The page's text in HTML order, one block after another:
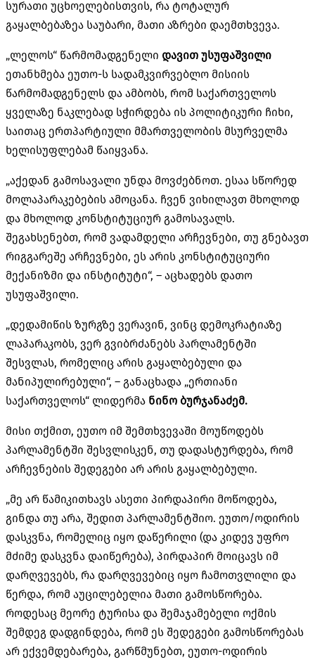
სურათი უცხოელებისთვის, რა ტოტალურ
გაყალბებაზეა საუბარი, მათი აზრები დაემთხვევა.
„ლელოს“ წარმომადგენელი დავით უსუფაშვილი
ეთანხმება ეუთო-ს სადამკვირვებლო მისიის
წარმომადგენელს და ამბობს, რომ საქართველოს
ყველაზე ნაკლებად სჭირდება ის პოლიტიკური ჩიხი,
საითაც ერთპარტიული მმართველობის მსურველმა
ხელისუფლებამ წაიყვანა.
„აქედან გამოსავალი უნდა მოვძებნოთ. ესაა სწორედ
მოლაპარაკებების ამოცანა. ჩვენ ვიხილავთ მხოლოდ
და მხოლოდ კონსტიტუციურ გამოსავალს.
შეგახსენებთ, რომ ვადამდელი არჩევნები, თუ გნებავთ
რიგგარეშე არჩევნები, ეს არის კონსტიტუციური
მექანიზმი და ინსტიტუტი“, – აცხადებს დათო
უსუფაშვილი.
„დედამიწის ზურგზე ვერავინ, ვინც დემოკრატიაზე
ლაპარაკობს, ვერ გვიბრძანებს პარლამენტში
შესვლას, რომელიც არის გაყალბებული და
მანიპულირებული“, – განაცხადა „ერთიანი
საქართველოს“ ლიდერმა ნინო ბურჯანაძემ.
მისი თქმით, ეუთო იმ შემთხვევაში მოუწოდებს
პარლამენტში შესვლისკენ, თუ დადასტურდება, რომ
არჩევნების შედეგები არ არის გაყალბებული.
„მე არ წამიკითხავს ასეთი პირდაპირი მოწოდება,
გინდა თუ არა, შედით პარლამენტშიო. ეუთო/ოდირის
დასკვნა, რომელიც იყო დაწერილი (და კიდევ უფრო
მძიმე დასკვნა დაიწერება), პირდაპირ მოიცავს იმ
დარღვევებს, რა დარღვევებიც იყო ჩამოთვლილი და
წერდა, რომ აუცილებელია მათი გამოსწორება.
როდესაც მეორე ტურისა და შემაჯამებელი ოქმის
შემდეგ დადგინდება, რომ ეს შედეგები გამოსწორებას
არ ექვემდებარება, გარწმუნებთ, ეუთო-ოდირის